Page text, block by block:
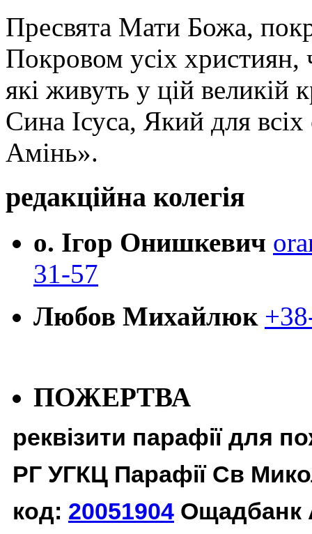
Пресвята Мати Божа,
Покровом усіх християн,
які живуть у цій великій
Сина Ісуса, Який для
Амінь».
редакційна колегія
о. Ігор Онишкевич
31-57
Любов Михайлюк
ПОЖЕРТВА
реквізити парафії для
РГ УГКЦ Парафії Св
код: 20051904 Ощадбанк